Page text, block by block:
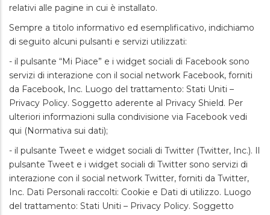
relativi alle pagine in cui è installato.
Sempre a titolo informativo ed esemplificativo, indichiamo
di seguito alcuni pulsanti e servizi utilizzati:
- il pulsante “Mi Piace” e i widget sociali di Facebook sono
servizi di interazione con il social network Facebook, forniti
da Facebook, Inc. Luogo del trattamento: Stati Uniti –
Privacy Policy. Soggetto aderente al Privacy Shield. Per
ulteriori informazioni sulla condivisione via Facebook vedi
qui (Normativa sui dati);
- il pulsante Tweet e widget sociali di Twitter (Twitter, Inc.). Il
pulsante Tweet e i widget sociali di Twitter sono servizi di
interazione con il social network Twitter, forniti da Twitter,
Inc. Dati Personali raccolti: Cookie e Dati di utilizzo. Luogo
del trattamento: Stati Uniti – Privacy Policy. Soggetto